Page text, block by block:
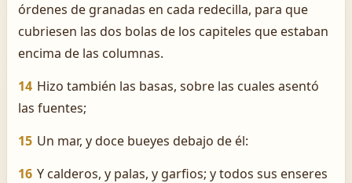
órdenes de granadas en cada redecilla, para que
cubriesen las dos bolas de los capiteles que estaban
encima de las columnas.
14 Hizo también las basas, sobre las cuales asentó
las fuentes;
15 Un mar, y doce bueyes debajo de él:
16 Y calderos, y palas, y garfios; y todos sus enseres